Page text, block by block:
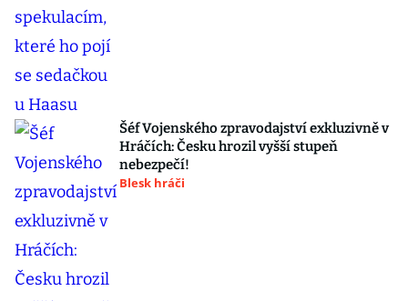
Šéf Vojenského zpravodajství exkluzivně v
Hráčích: Česku hrozil vyšší stupeň
nebezpečí!
Blesk hráči